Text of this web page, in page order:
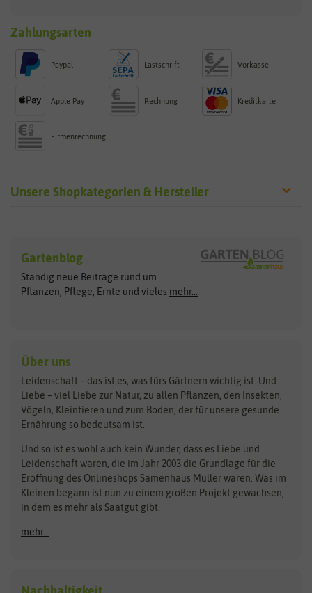
Zahlungsarten
Paypal Lastschrift Vorkasse
Apple Pay Rechnung Kreditkarte
Firmenrechnung
Unsere Shopkategorien & Hersteller
Exotische Samen
Gemüsesamen
Gründünger
Kräutersamen
Obstsamen
Pilzbrut
Rasensamen
Steckzwiebeln
Zimmer & Kübelpflanzen
Kataloge
Schnäppchen
Anzucht & Gartenzubehör
Anzuchtschalen
Arche Noah
ASB Greenworld
Benary
Bingenheimer Saatgut
Bionana
BIOWOL
Blumicorn
Bûten Birds
Carl Pabst
Clever Pots
COMPO
Dürr-Samen
Feldsaaten Freudenberger
Fertil
Flora Elite
Gartenblog
Ständig neue Beiträge rund um
Pflanzen, Pflege, Ernte und vieles mehr...
Über uns
Leidenschaft – das ist es, was fürs Gärtnern wichtig ist. Und
Liebe – viel Liebe zur Natur, zu allen Pflanzen, den Insekten,
Vögeln, Kleintieren und zum Boden, der für unsere gesunde
Ernährung so bedeutsam ist.
Und so ist es wohl auch kein Wunder, dass es Liebe und
Leidenschaft waren, die im Jahr 2003 die Grundlage für die
Eröffnung des Onlineshops Samenhaus Müller waren. Was im
Kleinen begann ist nun zu einem großen Projekt gewachsen,
in dem es mehr als Saatgut gibt.
mehr...